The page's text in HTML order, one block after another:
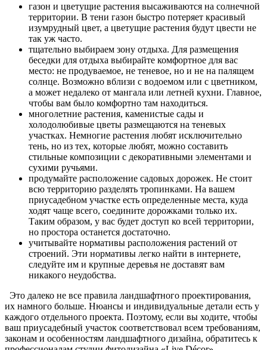
газон и цветущие растения высаживаются на солнечной
территории. В тени газон быстро потеряет красивый
изумрудный цвет, а цветущие растения будут цвести не
так уж часто.
тщательно выбираем зону отдыха. Для размещения
беседки для отдыха выбирайте комфортное для вас
место: не продуваемое, не теневое, но и не на палящем
солнце. Возможно вблизи с водоемом или с цветником,
а может недалеко от мангала или летней кухни. Главное,
чтобы вам было комфортно там находиться.
многолетние растения, каменистые сады и
холодолюбивые цветы размещаются на теневых
участках. Немногие растения любят исключительно
тень, но из тех, которые любят, можно составить
стильные композиции с декоративными элементами и
сухими ручьями.
продумайте расположение садовых дорожек. Не стоит
всю территорию разделять тропинками. На вашем
приусадебном участке есть определенные места, куда
ходят чаще всего, соедините дорожками только их.
Таким образом, у вас будет доступ ко всей территории,
но простора останется достаточно.
учитывайте нормативы расположения растений от
строений. Эти нормативы легко найти в интернете,
следуйте им и крупные деревья не доставят вам
никакого неудобства.
Это далеко не все правила ландшафтного проектирования,
их намного больше. Нюансы и индивидуальные детали есть у
каждого отдельного проекта. Поэтому, если вы ходите, чтобы
ваш приусадебный участок соответствовал всем требованиям,
законам и особенностям ландшафтного дизайна, обратитесь к